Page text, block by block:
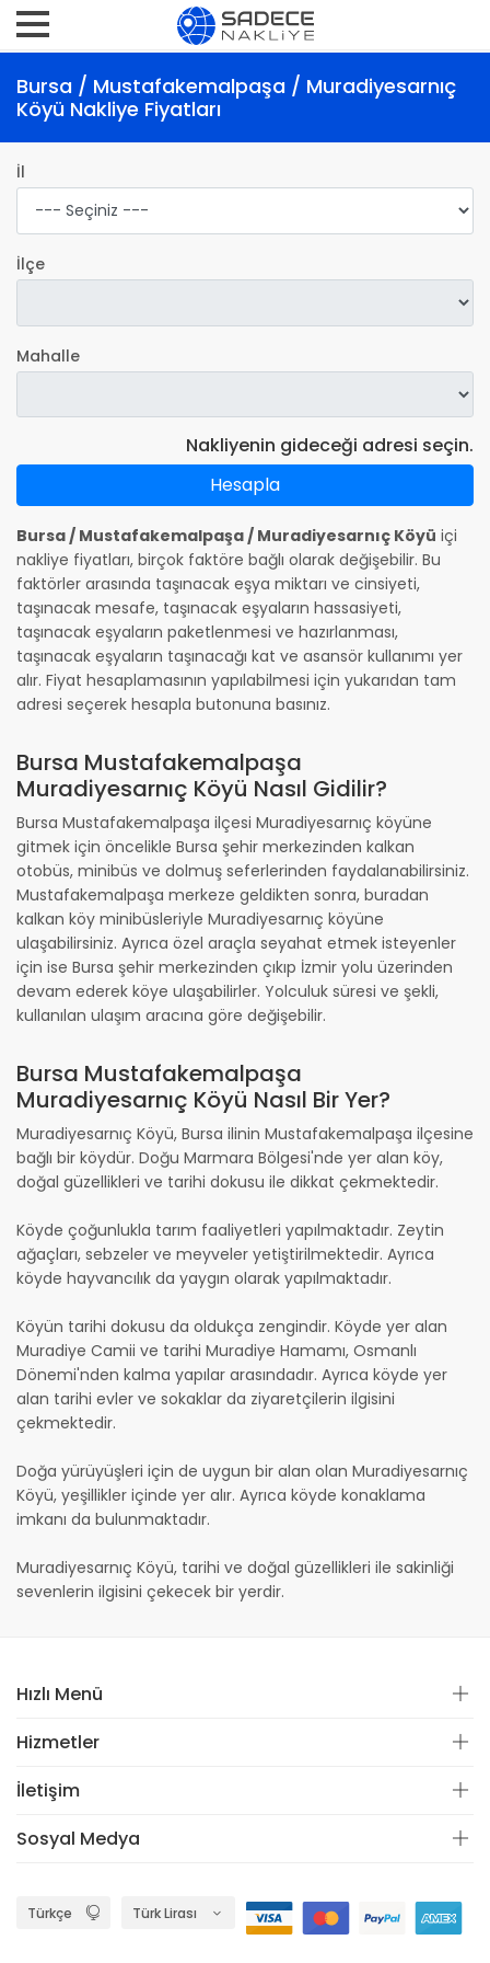
Bursa / Mustafakemalpaşa / Muradiyesarnıç
Köyü Nakliye Fiyatları
İl
İlçe
Mahalle
Nakliyenin gideceği adresi seçin.
Hesapla
Bursa / Mustafakemalpaşa / Muradiyesarnıç Köyü içi
nakliye fiyatları, birçok faktöre bağlı olarak değişebilir. Bu
faktörler arasında taşınacak eşya miktarı ve cinsiyeti,
taşınacak mesafe, taşınacak eşyaların hassasiyeti,
taşınacak eşyaların paketlenmesi ve hazırlanması,
taşınacak eşyaların taşınacağı kat ve asansör kullanımı yer
alır. Fiyat hesaplamasının yapılabilmesi için yukarıdan tam
adresi seçerek hesapla butonuna basınız.
Bursa Mustafakemalpaşa
Muradiyesarnıç Köyü Nasıl Gidilir?
Bursa Mustafakemalpaşa ilçesi Muradiyesarnıç köyüne
gitmek için öncelikle Bursa şehir merkezinden kalkan
otobüs, minibüs ve dolmuş seferlerinden faydalanabilirsiniz.
Mustafakemalpaşa merkeze geldikten sonra, buradan
kalkan köy minibüsleriyle Muradiyesarnıç köyüne
ulaşabilirsiniz. Ayrıca özel araçla seyahat etmek isteyenler
için ise Bursa şehir merkezinden çıkıp İzmir yolu üzerinden
devam ederek köye ulaşabilirler. Yolculuk süresi ve şekli,
kullanılan ulaşım aracına göre değişebilir.
Bursa Mustafakemalpaşa
Muradiyesarnıç Köyü Nasıl Bir Yer?
Muradiyesarnıç Köyü, Bursa ilinin Mustafakemalpaşa ilçesine
bağlı bir köydür. Doğu Marmara Bölgesi'nde yer alan köy,
doğal güzellikleri ve tarihi dokusu ile dikkat çekmektedir.
Köyde çoğunlukla tarım faaliyetleri yapılmaktadır. Zeytin
ağaçları, sebzeler ve meyveler yetiştirilmektedir. Ayrıca
köyde hayvancılık da yaygın olarak yapılmaktadır.
Köyün tarihi dokusu da oldukça zengindir. Köyde yer alan
Muradiye Camii ve tarihi Muradiye Hamamı, Osmanlı
Dönemi'nden kalma yapılar arasındadır. Ayrıca köyde yer
alan tarihi evler ve sokaklar da ziyaretçilerin ilgisini
çekmektedir.
Doğa yürüyüşleri için de uygun bir alan olan Muradiyesarnıç
Köyü, yeşillikler içinde yer alır. Ayrıca köyde konaklama
imkanı da bulunmaktadır.
Muradiyesarnıç Köyü, tarihi ve doğal güzellikleri ile sakinliği
sevenlerin ilgisini çekecek bir yerdir.
Hızlı Menü
Hizmetler
İletişim
Sosyal Medya